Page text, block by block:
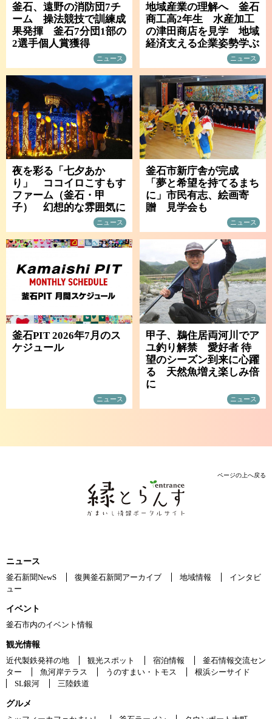
釜石、遠野の消防団7チ
ーム 操法競技で訓練成
果発揮 釜石7分団1部の
2選手個人賞獲得
ニュース
地域産業の理解へ 釜石
商工高2年生 水産加工
の津田商店を見学 地域
経済支える企業姿勢学ぶ
ニュース
夜を彩る「七夕あか
り」 ココイロこすもす
ファーム（釜石・甲
子） 幻想的な雰囲気に
ニュース
釜石市新庁舎が完成
「夢と希望を持てるまち
に」市民有志、絵画寄
贈 見学会も
ニュース
釜石PIT 2026年7月のス
ケジュール
ニュース
甲子、鵜住居両河川でア
ユ釣り解禁 愛好者 待
望のシーズン到来に心躍
る 天然魚増え楽しみ倍
に
ニュース
ページの上へ戻る
ニュース
釜石新聞NewS
復興釜石新聞アーカイブ 地域情報
インタビ
ュー
イベント
釜石市内のイベント情報
観光情報
近代製鉄発祥の地
観光スポット 宿泊情報
釜石情報交流セン
ター
魚河岸テラス うのすまい・トモス
根浜シーサイド
SL銀河
三陸鉄道
グルメ